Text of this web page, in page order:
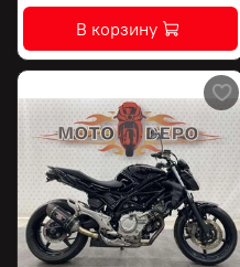
В корзину